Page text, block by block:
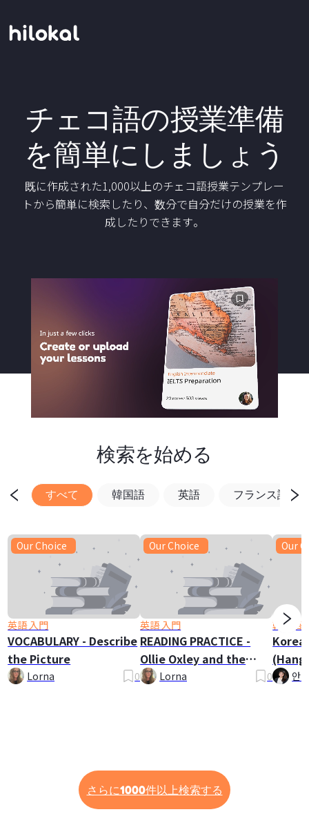
チェコ語の授業準備
を簡単にしましょう
既に作成された1,000以上のチェコ語授業テンプレー
トから簡単に検索したり、数分で自分だけの授業を作
成したりできます。
検索を始める
すべて 韓国語 英語 フランス語
Our Choice
英語 入門
VOCABULARY - Describe
the Picture
Lorna 0
Our Choice
英語 入門
READING PRACTICE -
Ollie Oxley and the
GhostLorna 0
Our
韓国語
안
さらに1000件以上検索する